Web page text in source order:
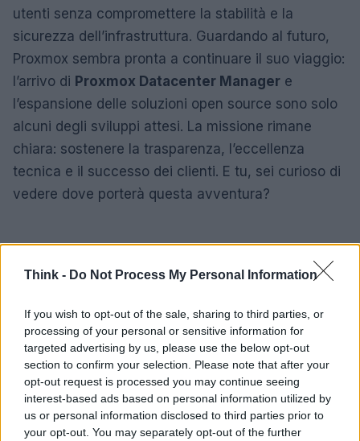
Think - Do Not Process My Personal Information
If you wish to opt-out of the sale, sharing to third parties, or
processing of your personal or sensitive information for
targeted advertising by us, please use the below opt-out
section to confirm your selection. Please note that after your
opt-out request is processed you may continue seeing
interest-based ads based on personal information utilized by
us or personal information disclosed to third parties prior to
your opt-out. You may separately opt-out of the further
utenti senza compromettere la stabilità e la
sicurezza dell’infrastruttura. Guardando al futuro,
Proxmox sembra pronta a continuare il suo viaggio:
l’arrivo di Proxmox Datacenter Manager e
l’espansione delle soluzioni open source sono solo
alcuni degli sviluppi attesi. La missione rimane
chiara: sostenere la trasparenza, l’eccellenza
tecnica e il successo dei clienti. E tu, sei curioso di
vedere dove porterà questa avventura?